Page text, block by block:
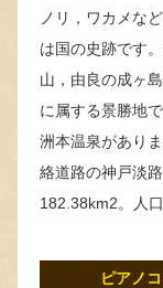
ノリ，ワカメな
は国の史跡です
山，由良の成ヶ
に属する景勝地
洲本温泉があり
絡道路の神戸淡
182.38km2。人
ピアノ